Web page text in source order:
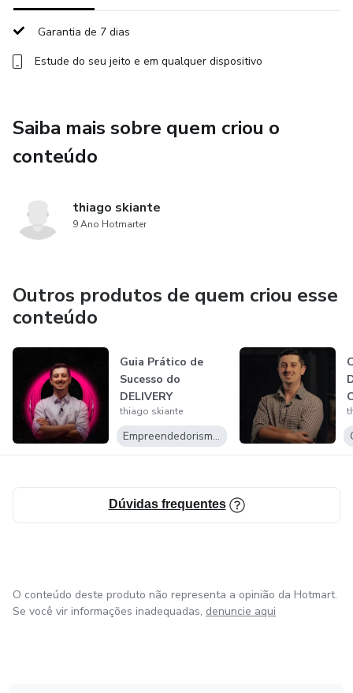
Garantia de 7 dias
Estude do seu jeito e em qualquer dispositivo
Saiba mais sobre quem criou o
conteúdo
thiago skiante
9 Ano Hotmarter
Outros produtos de quem criou esse
conteúdo
Guia Prático de
Sucesso do
DELIVERY
thiago skiante
Empreendedorismo Digital
Dúvidas frequentes
O conteúdo deste produto não representa a opinião da Hotmart.
Se você vir informações inadequadas, denuncie aqui